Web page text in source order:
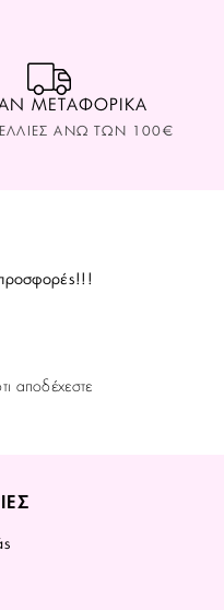
ΜΕΤΑΦΟΡΙΚΑ
ΑΝΩ ΤΩΝ 100€
αποδέχεστε